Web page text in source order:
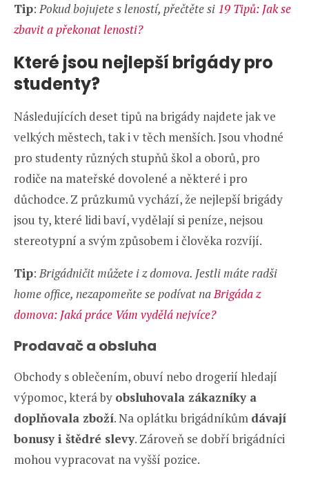
Tip:Pokud bojujete s leností, přečtěte si 19 Tipů: Jak se
zbavit a překonat lenosti?
Které jsou nejlepší brigády pro
studenty?
Následujících deset tipů na brigády najdete jak ve
velkých městech, tak i v těch menších. Jsou vhodné
pro studenty různých stupňů škol a oborů, pro
rodiče na mateřské dovolené a některé i pro
důchodce. Z průzkumů vychází, že nejlepší brigády
jsou ty, které lidi baví, vydělají si peníze, nejsou
stereotypní a svým způsobem i člověka rozvíjí.
Tip:Brigádničit můžete i z domova. Jestli máte radši
home office, nezapomeňte se podívat naBrigáda z
domova: Jaká práce Vám vydělá nejvíce?
Prodavač a obsluha
Obchody s oblečením, obuví nebo drogerií hledají
výpomoc, která by obsluhovala zákazníky a
doplňovala zboží. Na oplátku brigádníkům dávají
bonusy i štědré slevy. Zároveň se dobří brigádníci
mohou vypracovat na vyšší pozice.